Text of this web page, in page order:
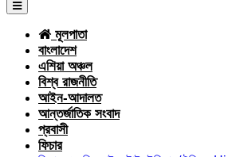
মূলপাতা
বাংলাদেশ
এশিয়া অঞ্চল
বিশ্ব রাজনীতি
আইন-আদালত
আন্তর্জাতিক সংবাদ
প্রবাসী
ফিচার